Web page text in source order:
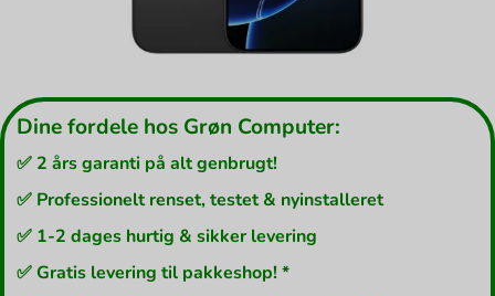
Dine fordele hos Grøn Computer:
✅ 2 års garanti på alt genbrugt!
✅ Professionelt renset, testet & nyinstalleret
✅ 1-2 dages hurtig & sikker levering
✅ Gratis levering til pakkeshop! *